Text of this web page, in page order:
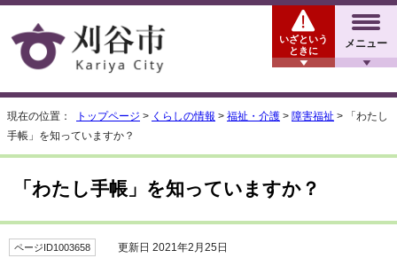
メニュー
いざという
ときに
現在の位置： トップページ > くらしの情報 > 福祉・介護 > 障害福祉 > 「わたし
手帳」を知っていますか？
「わたし手帳」を知っていますか？
ページID1003658 更新日 2021年2月25日